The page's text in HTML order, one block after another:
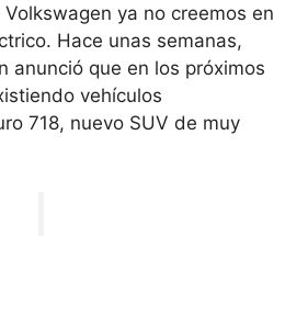
ya no creemos en
Hace unas semanas,
anunció que en los próximos
vehículos
718, nuevo SUV de muy